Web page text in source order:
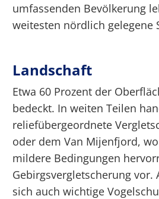
umfassenden Bevölkerung
weitesten nördlich gelegene
Landschaft
Etwa 60 Prozent der
bedeckt. In weiten Teilen
reliefübergeordnete
oder dem Van Mijenfjord,
mildere Bedingungen
Gebirgsvergletscherung
sich auch wichtige